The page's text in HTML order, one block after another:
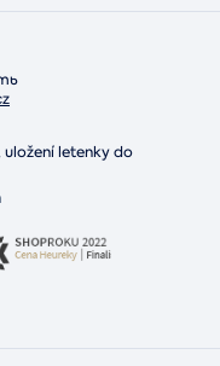
letenky do